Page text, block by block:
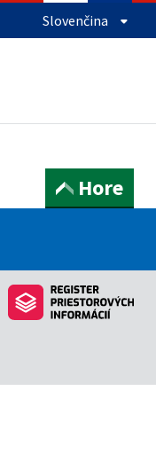
Slovenčina
Hore